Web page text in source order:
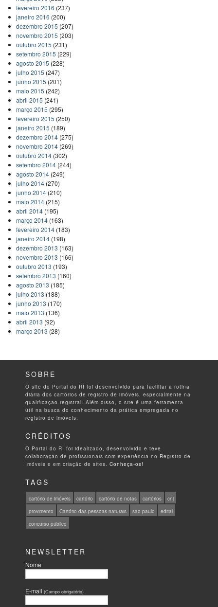
fevereiro 2016 (237)
janeiro 2016 (200)
dezembro 2015 (207)
novembro 2015 (203)
outubro 2015 (231)
setembro 2015 (229)
agosto 2015 (228)
julho 2015 (247)
junho 2015 (201)
maio 2015 (242)
abril 2015 (241)
março 2015 (295)
fevereiro 2015 (250)
janeiro 2015 (189)
dezembro 2014(275)
novembro 2014(269)
outubro 2014(302)
setembro 2014(244)
agosto 2014(249)
julho 2014(270)
junho 2014(210)
maio 2014(215)
abril 2014(195)
março 2014(163)
fevereiro 2014(183)
janeiro 2014(198)
dezembro 2013 (163)
novembro 2013 (166)
outubro 2013 (193)
setembro 2013 (160)
agosto 2013 (185)
julho 2013 (188)
junho 2013 (170)
maio 2013 (136)
abril 2013 (92)
março 2013 (28)
SOBRE
O site do Portal do RI foi desenvolvido para facilitar a rotina
diária dos cartórios de registro de imóveis, especialmente na
qualificação registral. Além disso, o site é uma ferramenta
útil na busca do conhecimento da prática empregada no
registro de imóveis.
CRÉDITOS
O Portal do RI foi idealizado, desenvolvido e teve
colaboração de profissionais com experiência no Registro de
Imóveis e em criação de sites.Conheça-os!
TAGS
cartório de imóveis cartório cartório de notas cartórios
cnj
provimento
Cartório das pessoas naturais são paulo
edital
concurso público
NEWSLETTER
Nome
E-mail(Campo obrigatório)